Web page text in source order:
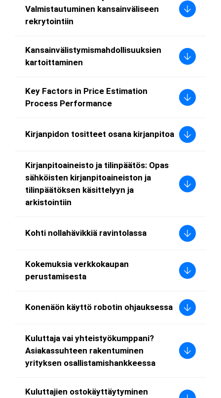
Valmistautuminen kansainväliseen
rekrytointiin
Kansainvälistymismahdollisuuksien
kartoittaminen
Key Factors in Price Estimation
Process Performance
Kirjanpidon tositteet osana kirjanpitoa
Kirjanpitoaineisto ja tilinpäätös: Opas
sähköisten kirjanpitoaineiston ja
tilinpäätöksen käsittelyyn ja
arkistointiin
Kohti nollahävikkiä ravintolassa
Kokemuksia verkkokaupan
perustamisesta
Konenäön käyttö robotin ohjauksessa
Kuluttaja vai yhteistyökumppani?
Asiakassuhteen rakentuminen
yrityksen osallistamishankkeessa
Kuluttajien ostokäyttäytyminen